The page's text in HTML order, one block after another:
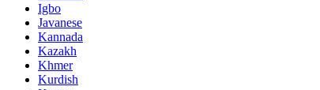
Igbo
Javanese
Kannada
Kazakh
Khmer
Kurdish